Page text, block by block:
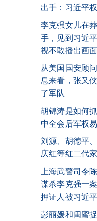
出手：习近平
李克强女儿在
手，见到习近
视不敢播出画面
从美国国安顾
息来看，张又
了军队
胡锦涛是如何
中全会后军权
刘源、胡德平
庆红等红二代
上海武警司令
谋杀李克强一
押证人被习近
彭丽媛和闺蜜